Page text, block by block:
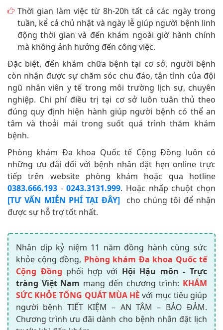
Thời gian làm việc từ 8h-20h tất cả các ngày trong
tuần, kể cả chủ nhật và ngày lễ giúp người bệnh linh
động thời gian và đến khám ngoài giờ hành chính
mà không ảnh hưởng đến công việc.
Đặc biệt, đến khám chữa bệnh tại cơ sở, người bệnh
còn nhận được sự chăm sóc chu đáo, tận tình của đội
ngũ nhân viên y tế trong môi trường lịch sự, chuyên
nghiệp. Chi phí điều trị tại cơ sở luôn tuân thủ theo
đúng quy định hiện hành giúp người bệnh có thể an
tâm và thoải mái trong suốt quá trình thăm khám
bệnh.
Phòng khám Đa khoa Quốc tế Cộng Đồng luôn có
những ưu đãi đối với bệnh nhân đặt hẹn online trực
tiếp trên website phòng khám hoặc qua hotline
0383.666.193 -0243.3131.999. Hoặc nhấp chuột chọn
[TƯ VẤN MIỄN PHÍ TẠI ĐÂY]cho chúng tôi để nhận
được sự hỗ trợ tốt nhất.
Nhân dịp kỷ niệm 11 năm đồng hành cùng sức
khỏe cộng đồng, Phòng khám Đa khoa Quốc tế
Cộng Đồng phối hợp với Hội Hậu môn - Trực
tràng Việt Nam mang đến chương trình: KHÁM
SỨC KHỎE TỔNG QUÁT MÙA HÈ với mục tiêu giúp
người bệnh TIẾT KIỆM – AN TÂM – BẢO ĐẢM.
Chương trình ưu đãi dành cho bệnh nhân đặt lịch